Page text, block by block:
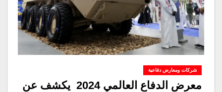
شركات ومعارض دفاعية
معرض الدفاع العالمي 2024 يكشف عن